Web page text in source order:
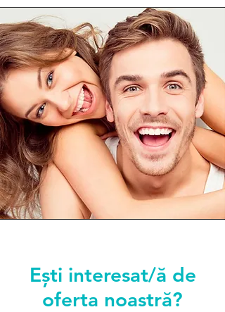
Ești interesat/ă de
oferta noastră?